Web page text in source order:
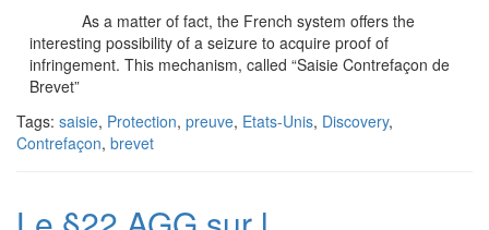
As a matter of fact, the French system offers the
interesting possibility of a seizure to acquire proof of
infringement. This mechanism, called “Saisie Contrefaçon de
Brevet”
Tags: saisie, Protection, preuve, Etats-Unis, Discovery,
Contrefaçon, brevet